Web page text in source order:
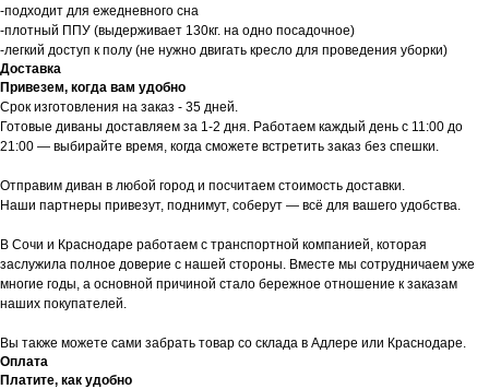
-подходит для ежедневного сна
-плотный ППУ (выдерживает 130кг. на одно посадочное)
-легкий доступ к полу (не нужно двигать кресло для проведения уборки)
Доставка
Привезем, когда вам удобно
Срок изготовления на заказ - 35 дней.
Готовые диваны доставляем за 1-2 дня. Работаем каждый день с 11:00 до
21:00 — выбирайте время, когда сможете встретить заказ без спешки.
Отправим диван в любой город и посчитаем стоимость доставки.
Наши партнеры привезут, поднимут, соберут — всё для вашего удобства.
В Сочи и Краснодаре работаем с транспортной компанией, которая
заслужила полное доверие с нашей стороны. Вместе мы сотрудничаем уже
многие годы, а основной причиной стало бережное отношение к заказам
наших покупателей.
Вы также можете сами забрать товар со склада в Адлере или Краснодаре.
Оплата
Платите, как удобно